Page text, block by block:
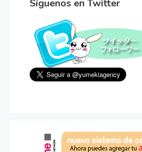
Síguenos en Twitter